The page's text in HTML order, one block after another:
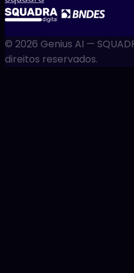
© 2026 Genius AI —
direitos reservados.